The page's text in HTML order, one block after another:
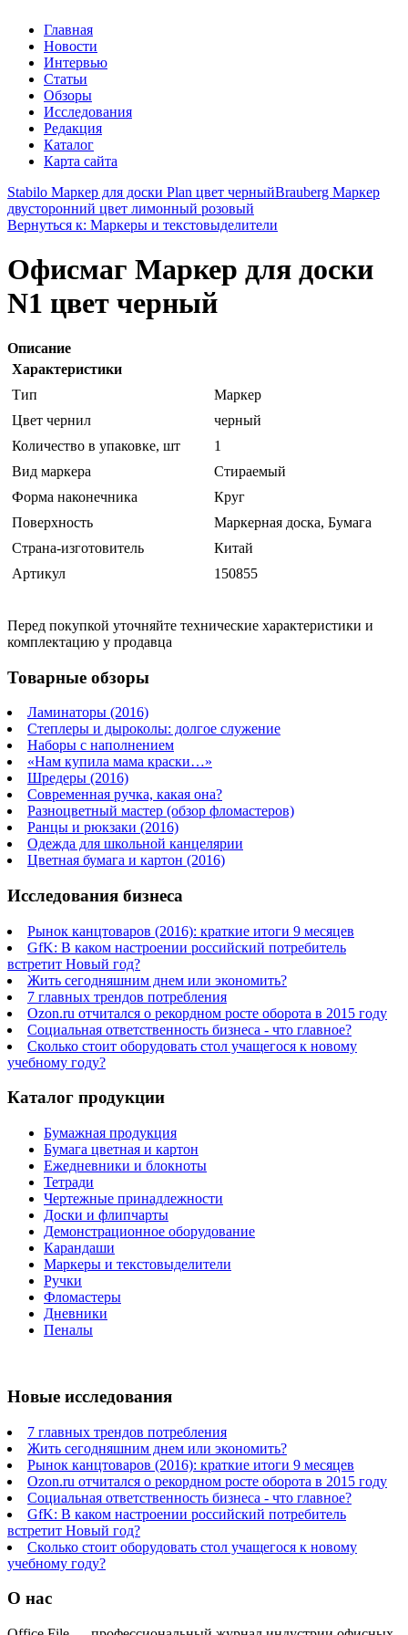
Главная
Новости
Интервью
Статьи
Обзоры
Исследования
Редакция
Каталог
Карта сайта
Stabilo Маркер для доски Plan цвет черныйBrauberg Маркер
двусторонний цвет лимонный розовый
Вернуться к: Маркеры и текстовыделители
Офисмаг Маркер для доски
N1 цвет черный
Описание
Характеристики
Тип
Маркер
Цвет чернил
черный
Количество в упаковке, шт
1
Вид маркера
Стираемый
Форма наконечника
Круг
Поверхность
Маркерная доска, Бумага
Страна-изготовитель
Китай
Артикул
150855
Перед покупкой уточняйте технические характеристики и
комплектацию у продавца
Товарные обзоры
Ламинаторы (2016)
Степлеры и дыроколы: долгое служение
Наборы с наполнением
«Нам купила мама краски…»
Шредеры (2016)
Современная ручка, какая она?
Разноцветный мастер (обзор фломастеров)
Ранцы и рюкзаки (2016)
Одежда для школьной канцелярии
Цветная бумага и картон (2016)
Исследования бизнеса
Рынок канцтоваров (2016): краткие итоги 9 месяцев
GfK: В каком настроении российский потребитель
встретит Новый год?
Жить сегодняшним днем или экономить?
7 главных трендов потребления
Ozon.ru отчитался о рекордном росте оборота в 2015 году
Социальная ответственность бизнеса - что главное?
Сколько стоит оборудовать стол учащегося к новому
учебному году?
Каталог продукции
Бумажная продукция
Бумага цветная и картон
Ежедневники и блокноты
Тетради
Чертежные принадлежности
Доски и флипчарты
Демонстрационное оборудование
Карандаши
Маркеры и текстовыделители
Ручки
Фломастеры
Дневники
Пеналы
Новые исследования
7 главных трендов потребления
Жить сегодняшним днем или экономить?
Рынок канцтоваров (2016): краткие итоги 9 месяцев
Ozon.ru отчитался о рекордном росте оборота в 2015 году
Социальная ответственность бизнеса - что главное?
GfK: В каком настроении российский потребитель
встретит Новый год?
Сколько стоит оборудовать стол учащегося к новому
учебному году?
О нас